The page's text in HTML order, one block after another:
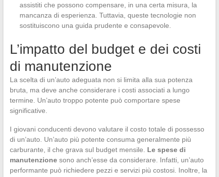
assistiti che possono compensare, in una certa misura, la
mancanza di esperienza. Tuttavia, queste tecnologie non
sostituiscono una guida prudente e consapevole.
L’impatto del budget e dei costi
di manutenzione
La scelta di un’auto adeguata non si limita alla sua potenza
bruta, ma deve anche considerare i costi associati a lungo
termine. Un’auto troppo potente può comportare spese
significative.
I giovani conducenti devono valutare il costo totale di possesso
di un’auto. Un’auto più potente consuma generalmente più
carburante, il che grava sul budget mensile. Le spese di
manutenzionesono anch’esse da considerare. Infatti, un’auto
performante può richiedere pezzi e servizi più costosi. Inoltre, la